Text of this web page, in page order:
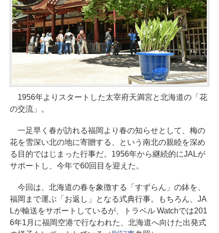
1956年よりスタートした太宰府天満宮と北海道の「花
の交流」。
一足早く春が訪れる福岡より春の知らせとして、梅の
花を雪深い北の地に寄贈する、という南北の親睦を深め
る目的ではじまった行事だ。1956年から継続的にJALが
サポートし、今年で60回目を迎えた。
今回は、北海道の春を象徴する「すずらん」の鉢を、
福岡まで運ぶ「お返し」となる式典行事。もちろん、JA
Lが輸送をサポートしているが、トラベル Watchでは201
6年1月に福岡空港で行なわれた、北海道へ向けた出発式